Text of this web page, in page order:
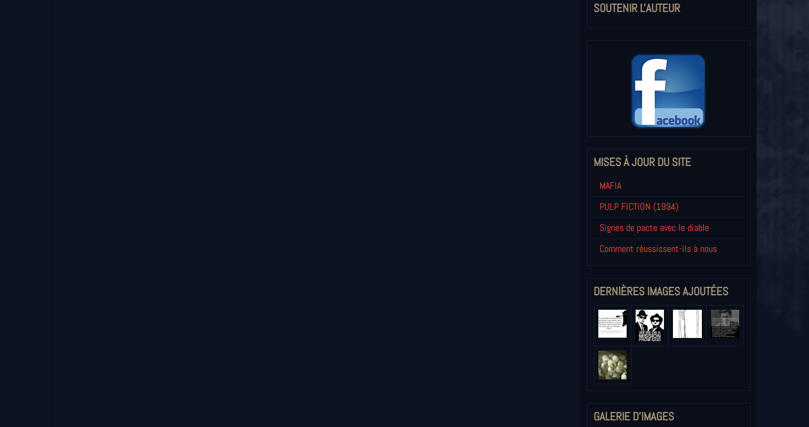
SOUTENIR L'AUTEUR
MISES À JOUR DU SITE
MAFIA
PULP FICTION (1994)
Signes de pacte avec le diable
Comment réussissent-ils à nous
DERNIÈRES IMAGES AJOUTÉES
GALERIE D'IMAGES